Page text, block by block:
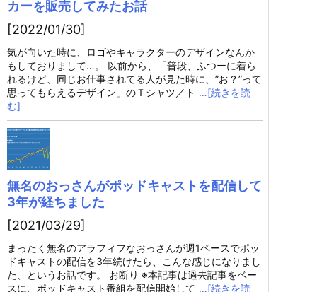
カーを販売してみたお話
[2022/01/30]
気が向いた時に、ロゴやキャラクターのデザインなんか
もしておりまして…。 以前から、「普段、ふつーに着ら
れるけど、同じお仕事されてる人が見た時に、”お？”って
思ってもらえるデザイン」のＴシャツ／ト …[続きを読
む]
無名のおっさんがポッドキャストを配信して
3年が経ちました
[2021/03/29]
まったく無名のアラフィフなおっさんが週1ペースでポッ
ドキャストの配信を3年続けたら、こんな感じになりまし
た、というお話です。 お断り ※本記事は過去記事をベー
スに、ポッドキャスト番組を配信開始して …[続きを読